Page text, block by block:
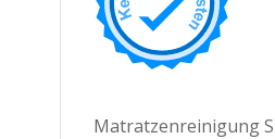
Matratzenreinigung